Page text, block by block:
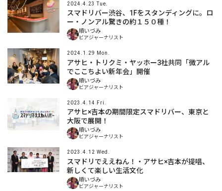
2024.4.23 Tue.
スマドリバー渋谷、1Fをスタンディングに。ロ
ー・ノンアル驚きの約１５０種！
順いづみ
ビアジャーナリスト
2024.1.29 Mon.
アサヒ・トリクミ・ヤッホー3社共同「微アル
でここちよい新年会」開催
順いづみ
ビアジャーナリスト
2023.4.14 Fri.
アサヒ×吉本の期間限定スマドリバー、東京と
大阪で展開！
順いづみ
ビアジャーナリスト
2023.4.12 Wed.
スマドリでええねん！・アサヒ×吉本が提唱、
新しくて楽しい生活文化
順いづみ
ビアジャーナリスト